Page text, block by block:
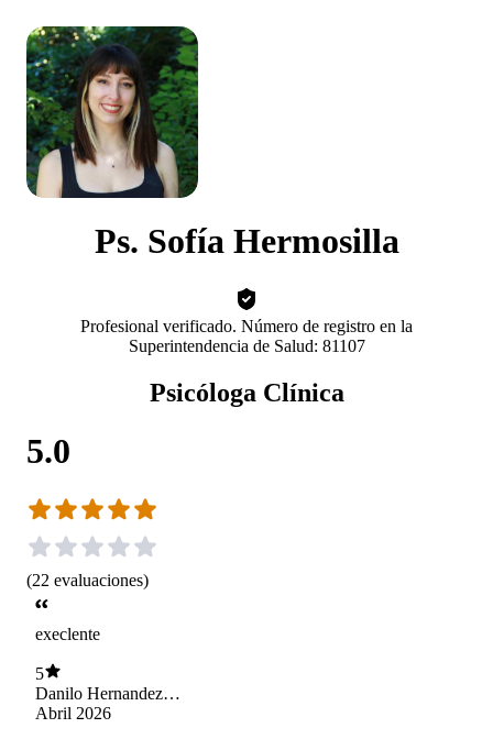
Ps. Sofía Hermosilla
Profesional verificado. Número de registro en la
Superintendencia de Salud: 81107
Psicóloga Clínica
5.0
(22 evaluaciones)
execlente
5
Danilo Hernandez
Arenas
Abril 2026